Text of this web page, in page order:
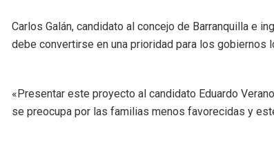
Carlos Galán, candidato al concejo de Barranquilla e
debe convertirse en una prioridad para los gobiernos
«Presentar este proyecto al candidato Eduardo
se preocupa por las familias menos favorecidas y